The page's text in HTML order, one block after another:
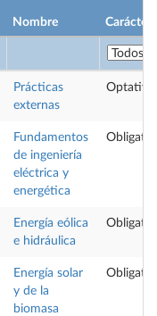
Nombre Carácter
Prácticas
externas
Optativa
Fundamentos
de ingeniería
eléctrica y
energética
Energía eólica
e hidráulica
Energía solar
y de la
biomasa